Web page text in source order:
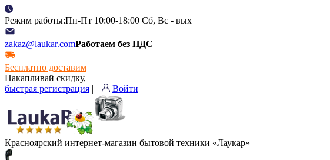
Режим работы:Пн-Пт 10:00-18:00 Сб, Вс - вых
zakaz@laukar.comРаботаем без НДС
Бесплатно доставим
Накапливай скидку,
быстрая регистрация | Войти
Красноярский интернет-магазин бытовой техники «Лаукар»